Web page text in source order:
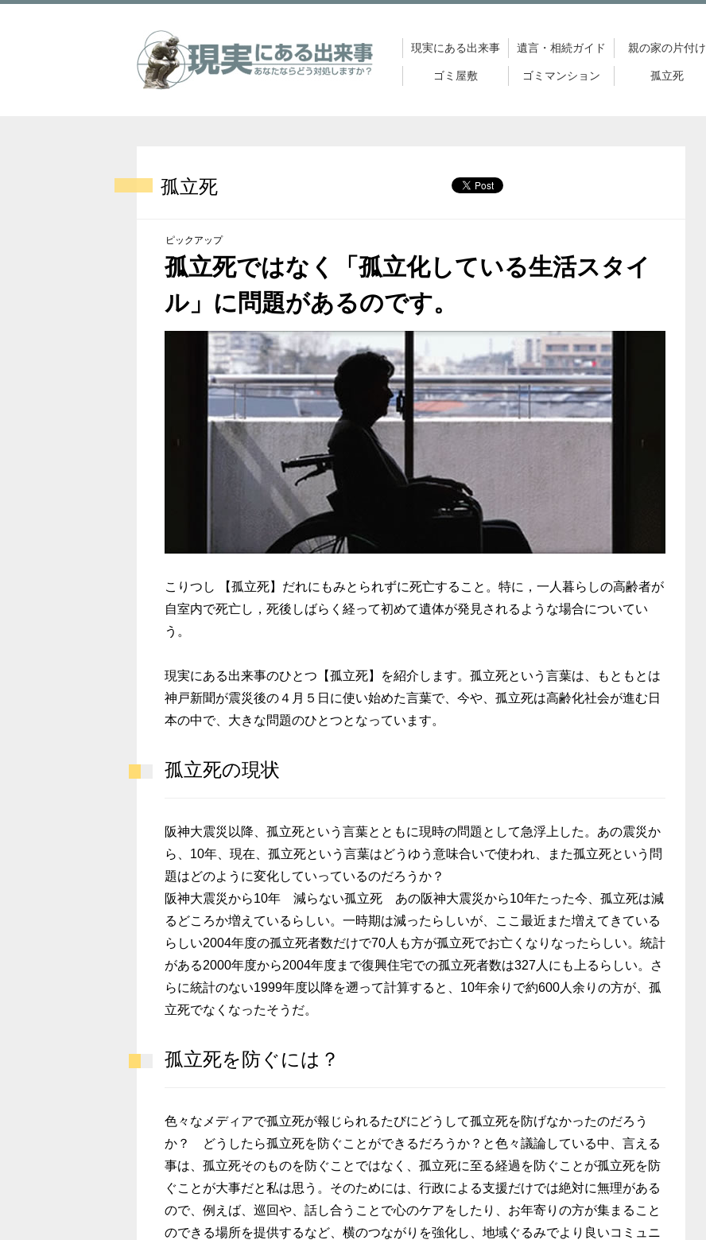
現実にある出来事 遺言・相続ガイド 親の家の片付け
ゴミ屋敷 ゴミマンション 孤立死
孤立死
ピックアップ
孤立死ではなく「孤立化している生活スタイ
ル」に問題があるのです。
こりつし 【孤立死】だれにもみとられずに死亡すること。特に，一人暮らしの高齢者が
自室内で死亡し，死後しばらく経って初めて遺体が発見されるような場合についてい
う。
現実にある出来事のひとつ【孤立死】を紹介します。孤立死という言葉は、もともとは
神戸新聞が震災後の４月５日に使い始めた言葉で、今や、孤立死は高齢化社会が進む日
本の中で、大きな問題のひとつとなっています。
孤立死の現状
阪神大震災以降、孤立死という言葉とともに現時の問題として急浮上した。あの震災か
ら、10年、現在、孤立死という言葉はどうゆう意味合いで使われ、また孤立死という問
題はどのように変化していっているのだろうか？
阪神大震災から10年 減らない孤立死 あの阪神大震災から10年たった今、孤立死は減
るどころか増えているらしい。一時期は減ったらしいが、ここ最近また増えてきている
らしい2004年度の孤立死者数だけで70人も方が孤立死でお亡くなりなったらしい。統計
がある2000年度から2004年度まで復興住宅での孤立死者数は327人にも上るらしい。さ
らに統計のない1999年度以降を遡って計算すると、10年余りで約600人余りの方が、孤
立死でなくなったそうだ。
孤立死を防ぐには？
色々なメディアで孤立死が報じられるたびにどうして孤立死を防げなかったのだろう
か？ どうしたら孤立死を防ぐことができるだろうか？と色々議論している中、言える
事は、孤立死そのものを防ぐことではなく、孤立死に至る経過を防ぐことが孤立死を防
ぐことが大事だと私は思う。そのためには、行政による支援だけでは絶対に無理がある
ので、例えば、巡回や、話し合うことで心のケアをしたり、お年寄りの方が集まること
のできる場所を提供するなど、横のつながりを強化し、地域ぐるみでより良いコミュニ